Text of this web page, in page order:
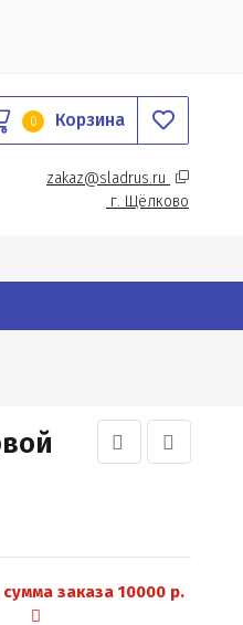
0 Корзина
zakaz@sladrus.ru
г. Щёлково
заказа 10000 р.